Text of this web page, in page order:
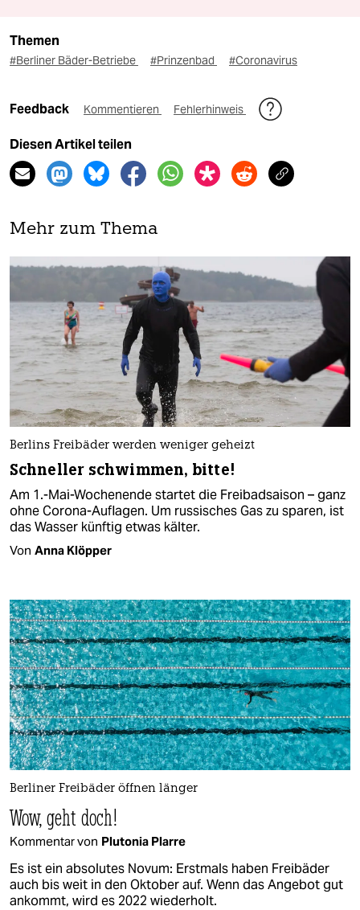
Themen
#Berliner Bäder-Betriebe #Prinzenbad #Coronavirus
Feedback Kommentieren Fehlerhinweis
Diesen Artikel teilen
Mehr zum Thema
Berlins Freibäder werden weniger geheizt
Schneller schwimmen, bitte!
Am 1.-Mai-Wochenende startet die Freibadsaison – ganz
ohne Corona-Auflagen. Um russisches Gas zu sparen, ist
das Wasser künftig etwas kälter.
Von Anna Klöpper
Berliner Freibäder öffnen länger
Wow, geht doch!
Kommentar von Plutonia Plarre
Es ist ein absolutes Novum: Erstmals haben Freibäder
auch bis weit in den Oktober auf. Wenn das Angebot gut
ankommt, wird es 2022 wiederholt.